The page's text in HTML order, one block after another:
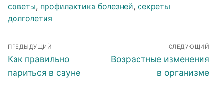
советы, профилактика болезней, секреты
долголетия
Навигация
по
записям
ПРЕДЫДУЩИЙ
Предыдущая
запись:
Как правильно
париться в сауне
СЛЕДУЮЩИЙ
Следующая
Возрастные изменения
в организме